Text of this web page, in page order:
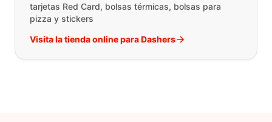
tarjetas Red Card, bolsas térmicas, bolsas para
pizza y stickers
Visita la tienda online para Dashers